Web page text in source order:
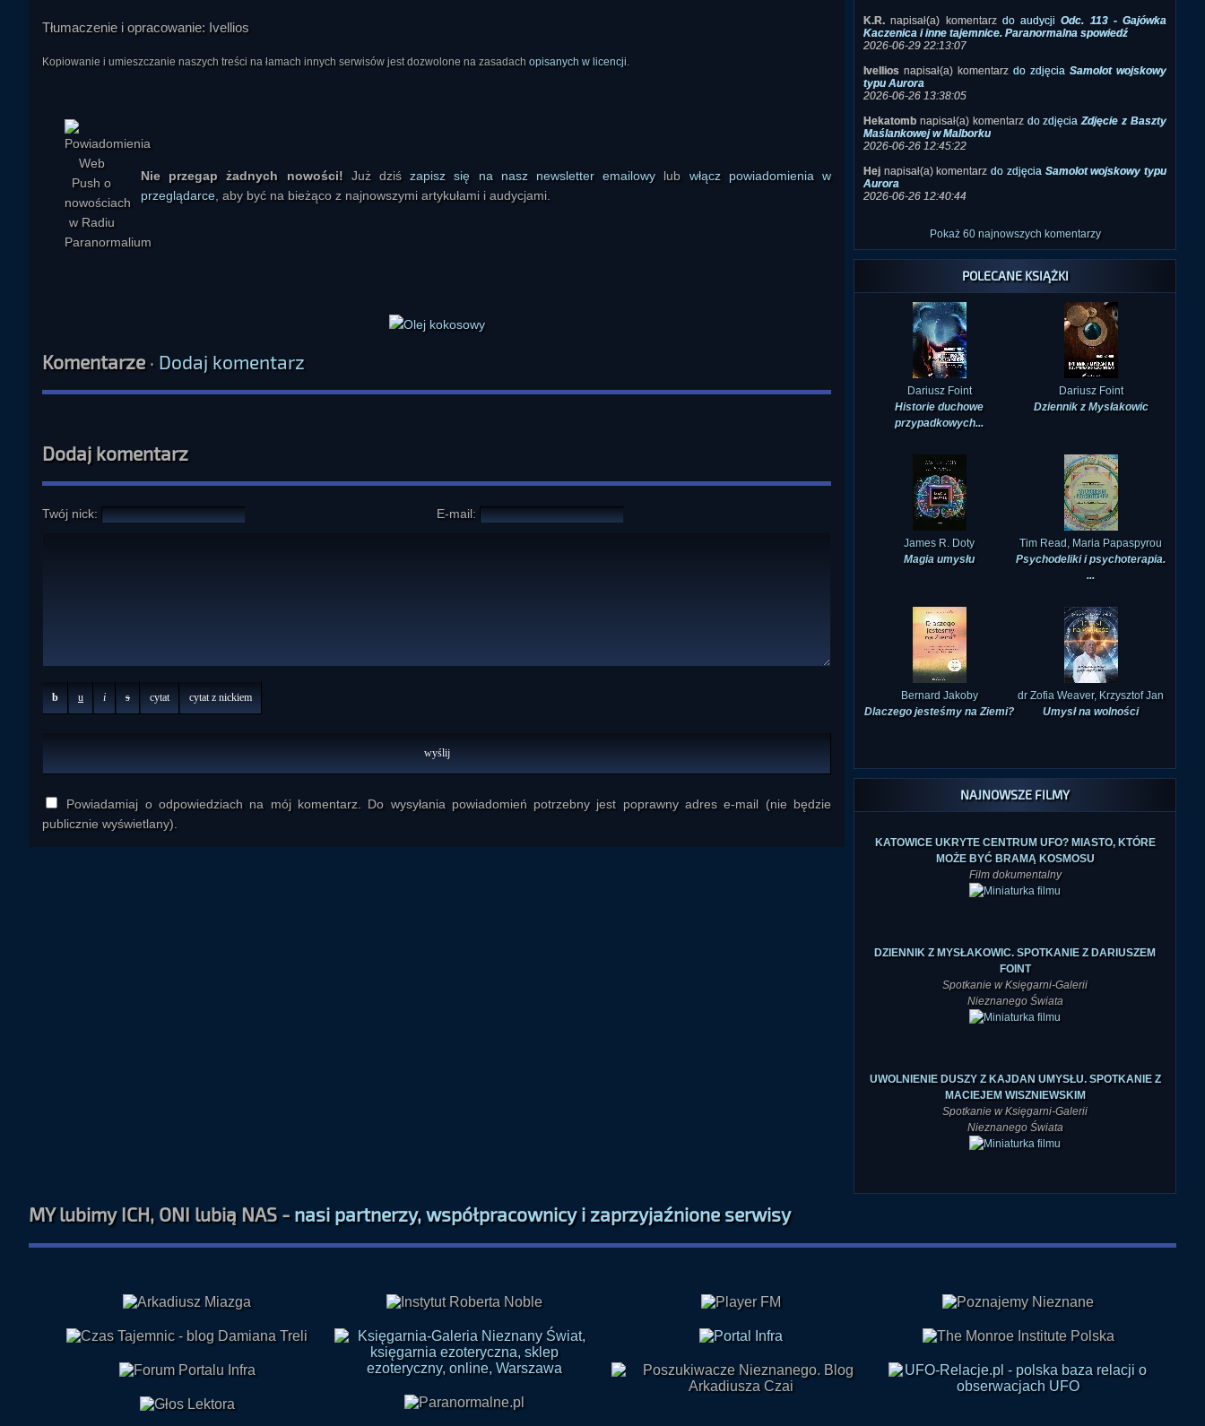
Tłumaczenie i opracowanie: Ivellios
Kopiowanie i umieszczanie naszych treści na łamach innych serwisów jest dozwolone na zasadach opisanych w licencji.
Nie przegap żadnych nowości! Już dziśzapisz się na nasz newsletter emailowy lub włącz powiadomienia w
przeglądarce , aby być na bieżąco z najnowszymi artykułami i audycjami.
Komentarze· Dodaj komentarz
Dodaj komentarz
Twój nick: E-mail:
b u i s cytat cytat z nickiem
Powiadamiaj o odpowiedziach na mój komentarz. Do wysyłania powiadomień potrzebny jest poprawny adres e-mail (nie będzie
publicznie wyświetlany).
2026-06-29 22:13:07
Ivelliosnapisał(a) komentarz
Samolot wojskowy
2026-06-26 13:38:05
Hekatombnapisał(a) komentarz
2026-06-26 12:45:22
Hejnapisał(a) komentarz
2026-06-26 12:40:44
POLECANE KSIĄŻKI
Dariusz Foint
Historie duchowe
przypadkowych...
Dariusz Foint
Dziennik z Mysłakowic
James R. Doty
Magia umysłu
Tim Read, Maria Papaspyrou
Psychodeliki i psychoterapia.
...
Bernard Jakoby
Dlaczego jesteśmy na Ziemi?
dr Zofia Weaver, Krzysztof Jan
Umysł na wolności
NAJNOWSZE FILMY
KATOWICE UKRYTE CENTRUM UFO? MIASTO, KTÓRE
Film dokumentalny
Spotkanie w Księgarni-Galerii
Nieznanego Świata
Spotkanie w Księgarni-Galerii
Nieznanego Świata